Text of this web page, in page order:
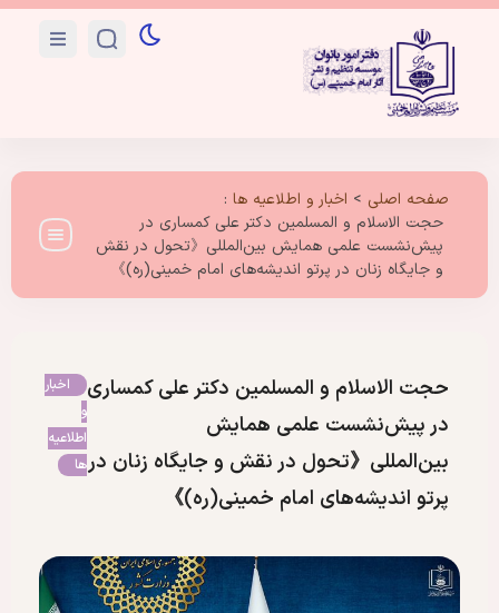
صفحه اصلی > اخبار و اطلاعیه ها :
حجت الاسلام و المسلمین دکتر علی کمساری در
پیش‌نشست علمی همایش بین‌المللی《تحول در نقش
و جایگاه زنان در پرتو اندیشه‌های امام خمینی(ره)》
حجت الاسلام و المسلمین دکتر علی کمساری
در پیش‌نشست علمی همایش
بین‌المللی《تحول در نقش و جایگاه زنان در
پرتو اندیشه‌های امام خمینی(ره)》
اخبار
و
اطلاعیه
ها